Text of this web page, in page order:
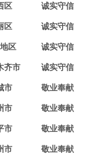
区 诚实守信
区 诚实守信
区 诚实守信
齐市 诚实守信
市 敬业奉献
市 敬业奉献
市 敬业奉献
市 敬业奉献